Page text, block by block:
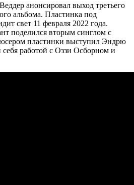
анонсировал выход третьего
альбома. Пластинка под
свет 11 февраля 2022 года.
поделился вторым синглом с
пластинки выступил Эндрю
работой с Оззи Осборном и